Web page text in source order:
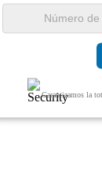
Garantizamos la